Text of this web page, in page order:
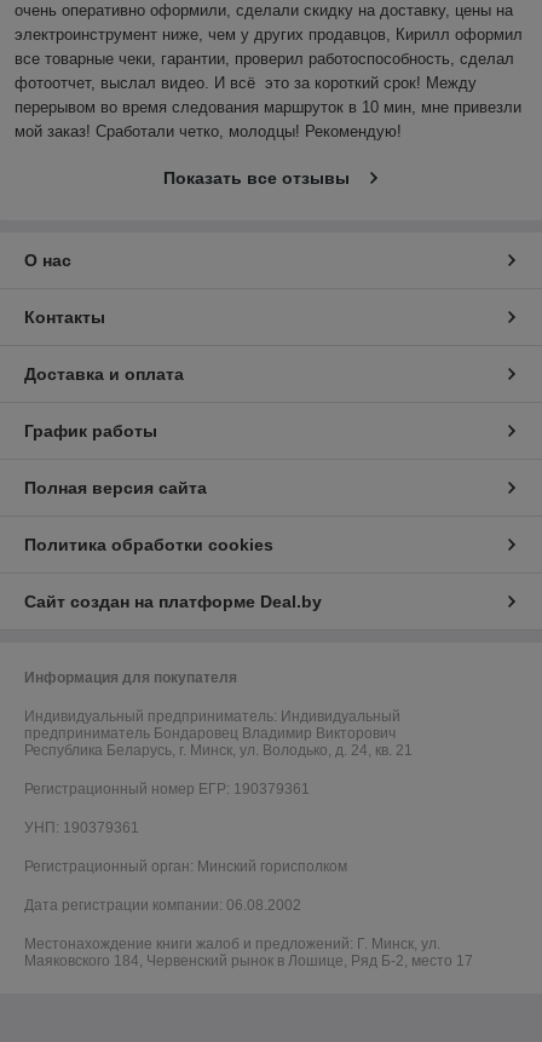
очень оперативно оформили, сделали скидку на доставку, цены на
электроинструмент ниже, чем у других продавцов, Кирилл оформил
все товарные чеки, гарантии, проверил работоспособность, сделал
фотоотчет, выслал видео. И всё  это за короткий срок! Между
перерывом во время следования маршруток в 10 мин, мне привезли
мой заказ! Сработали четко, молодцы! Рекомендую!
Показать все отзывы
О нас
Контакты
Доставка и оплата
График работы
Полная версия сайта
Политика обработки cookies
Сайт создан на платформе Deal.by
Информация для покупателя
Индивидуальный предприниматель: Индивидуальный
предприниматель Бондаровец Владимир Викторович
Республика Беларусь, г. Минск, ул. Володько, д. 24, кв. 21
Регистрационный номер ЕГР: 190379361
УНП: 190379361
Регистрационный орган: Минский горисполком
Дата регистрации компании: 06.08.2002
Местонахождение книги жалоб и предложений: Г. Минск, ул.
Маяковского 184, Червенский рынок в Лошице, Ряд Б-2, место 17